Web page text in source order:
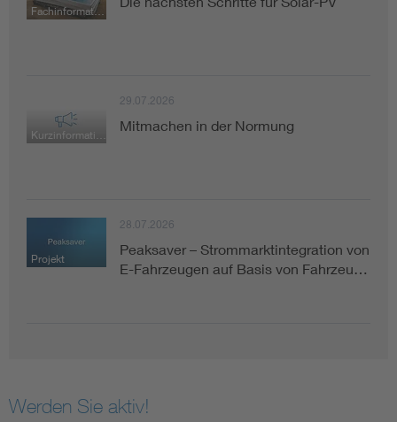
Fachinformation
29.07.2026
Mitmachen in der Normung
Projekt
28.07.2026
Peaksaver – Strommarktintegration von
E-Fahrzeugen auf Basis von Fahrzeu…
Werden Sie aktiv!